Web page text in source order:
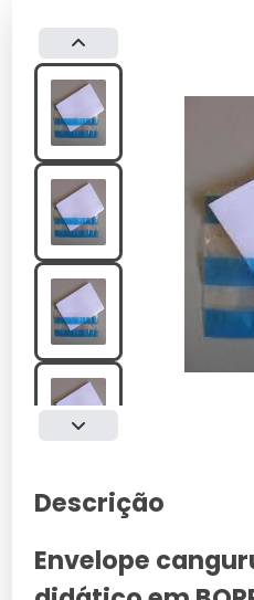
Descrição
Envelope